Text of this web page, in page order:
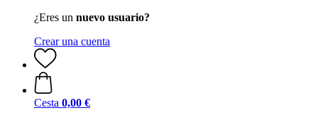
¿Eres un nuevo usuario?
Crear una cuenta
Cesta 0,00 €